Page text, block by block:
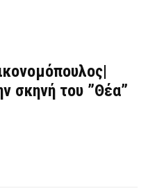
σκηνή του ”Θέα”